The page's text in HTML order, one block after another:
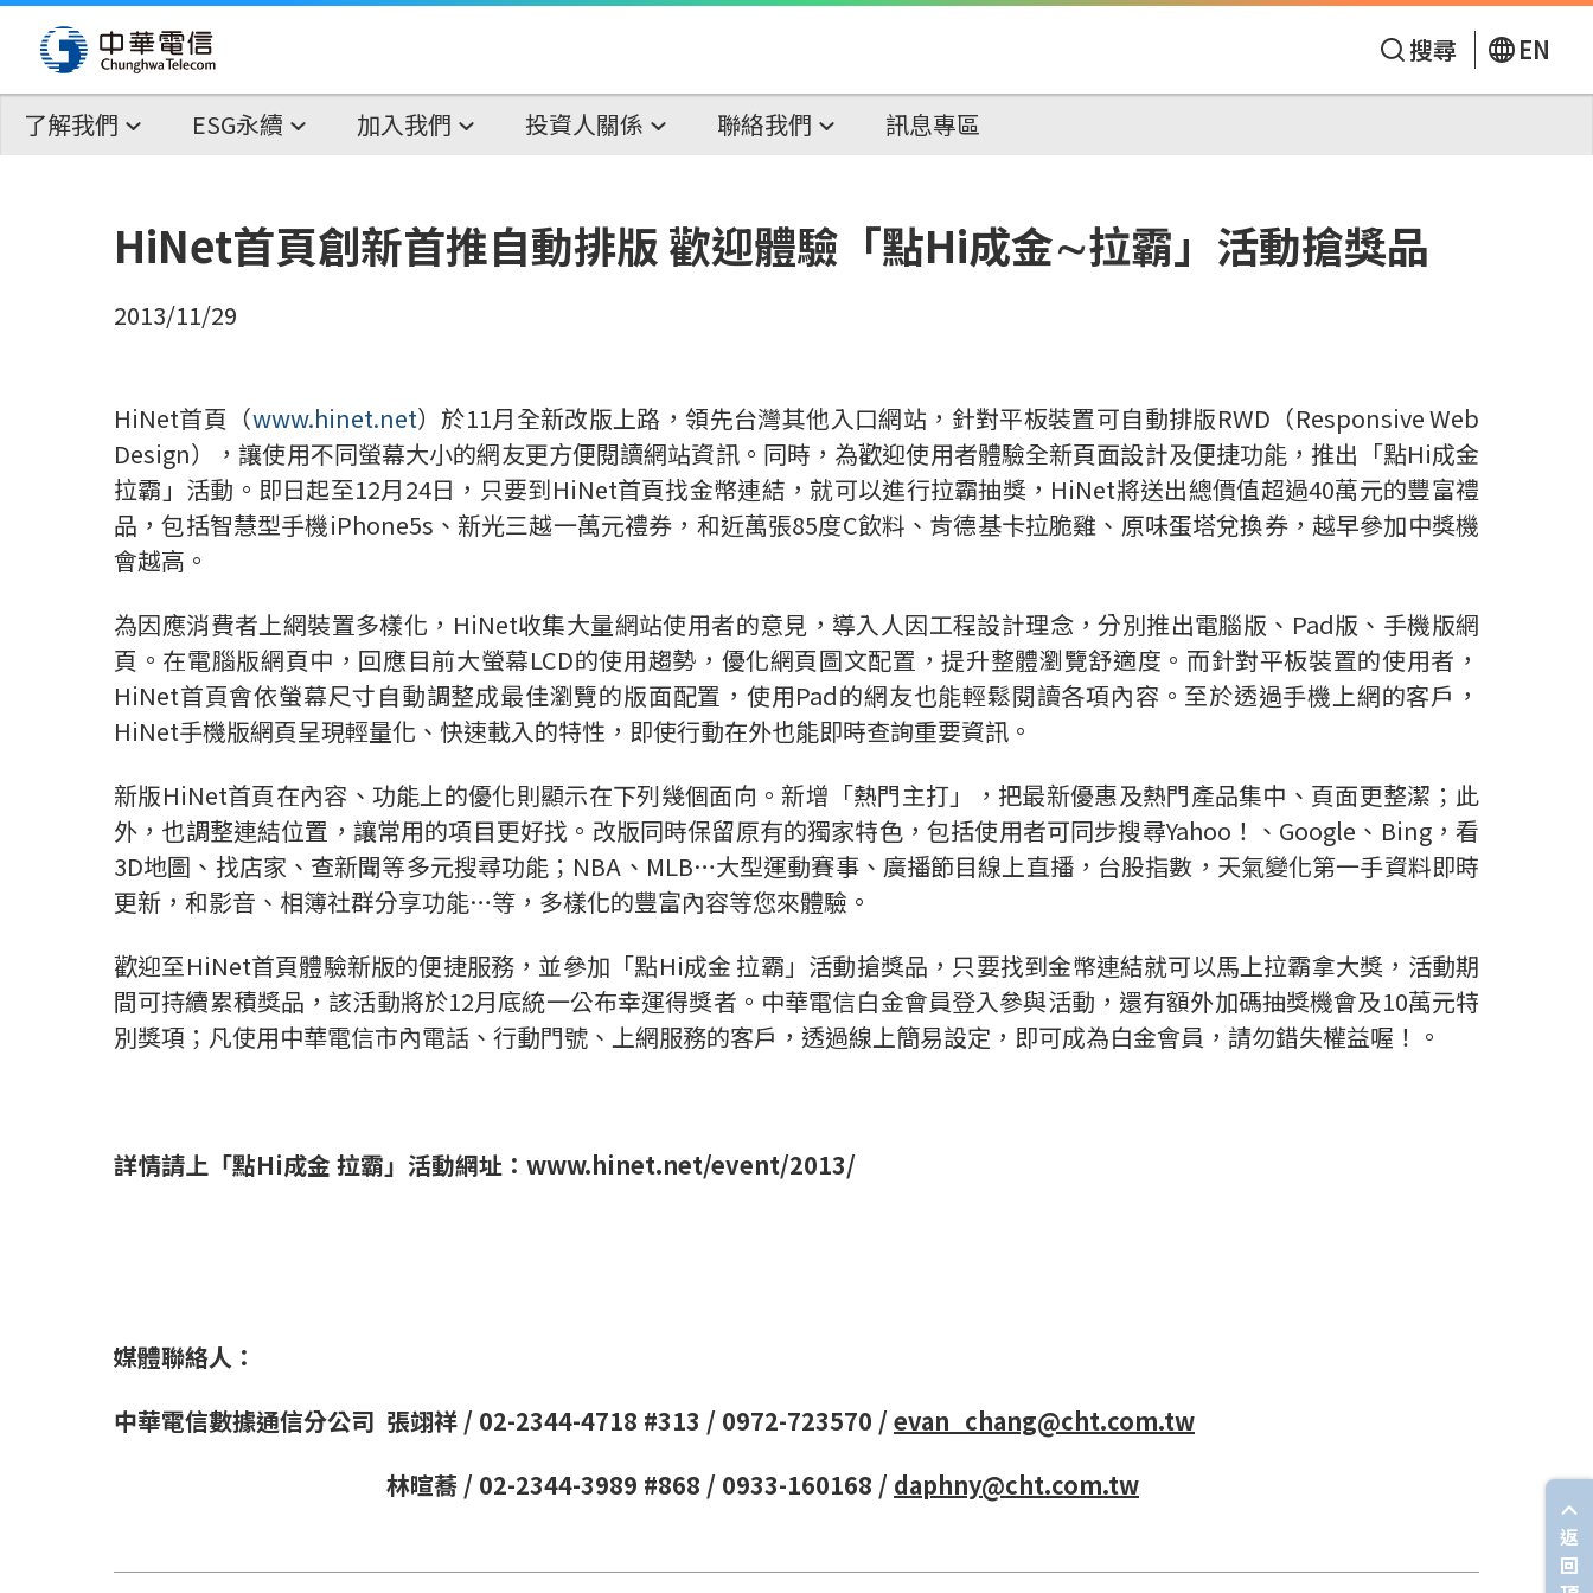
搜尋 EN
了解我們 ESG永續 加入我們 投資人關係 聯絡我們 訊息專區
HiNet首頁創新首推自動排版 歡迎體驗「點Hi成金∼拉霸」活動搶獎品
2013/11/29
HiNet首頁（www.hinet.net）於11月全新改版上路，領先台灣其他入口網站，針對平板裝置可自動排版RWD（Responsive Web
Design），讓使用不同螢幕大小的網友更方便閱讀網站資訊。同時，為歡迎使用者體驗全新頁面設計及便捷功能，推出「點Hi成金
拉霸」活動。即日起至12月24日，只要到HiNet首頁找金幣連結，就可以進行拉霸抽獎，HiNet將送出總價值超過40萬元的豐富禮
品，包括智慧型手機iPhone5s、新光三越一萬元禮券，和近萬張85度C飲料、肯德基卡拉脆雞、原味蛋塔兌換券，越早參加中獎機
會越高。
為因應消費者上網裝置多樣化，HiNet收集大量網站使用者的意見，導入人因工程設計理念，分別推出電腦版、Pad版、手機版網
頁。在電腦版網頁中，回應目前大螢幕LCD的使用趨勢，優化網頁圖文配置，提升整體瀏覽舒適度。而針對平板裝置的使用者，
HiNet首頁會依螢幕尺寸自動調整成最佳瀏覽的版面配置，使用Pad的網友也能輕鬆閱讀各項內容。至於透過手機上網的客戶，
HiNet手機版網頁呈現輕量化、快速載入的特性，即使行動在外也能即時查詢重要資訊。
新版HiNet首頁在內容、功能上的優化則顯示在下列幾個面向。新增「熱門主打」，把最新優惠及熱門產品集中、頁面更整潔；此
外，也調整連結位置，讓常用的項目更好找。改版同時保留原有的獨家特色，包括使用者可同步搜尋Yahoo！、Google、Bing，看
3D地圖、找店家、查新聞等多元搜尋功能；NBA、MLB…大型運動賽事、廣播節目線上直播，台股指數，天氣變化第一手資料即時
更新，和影音、相簿社群分享功能…等，多樣化的豐富內容等您來體驗。
歡迎至HiNet首頁體驗新版的便捷服務，並參加「點Hi成金 拉霸」活動搶獎品，只要找到金幣連結就可以馬上拉霸拿大獎，活動期
間可持續累積獎品，該活動將於12月底統一公布幸運得獎者。中華電信白金會員登入參與活動，還有額外加碼抽獎機會及10萬元特
別獎項；凡使用中華電信市內電話、行動門號、上網服務的客戶，透過線上簡易設定，即可成為白金會員，請勿錯失權益喔！。
詳情請上「點Hi成金 拉霸」活動網址： www.hinet.net/event/2013/
媒體聯絡人：
中華電信數據通信分公司 張翊祥 / 02-2344-4718 #313 / 0972-723570 / evan_chang@cht.com.tw
林暄蕎 / 02-2344-3989 #868 / 0933-160168 / daphny@cht.com.tw
返
回